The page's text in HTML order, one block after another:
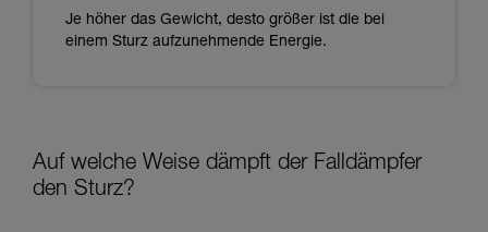
Je höher das Gewicht, desto größer ist die bei
einem Sturz aufzunehmende Energie.
Auf welche Weise dämpft der Falldämpfer
den Sturz?